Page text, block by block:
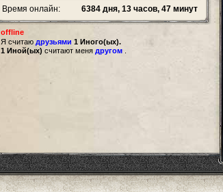
Время онлайн:
6384 дня, 13 часов, 47 минут
offline
Я считаю друзьями 1 Иного(ых).
1 Иной(ых) считают меня другом